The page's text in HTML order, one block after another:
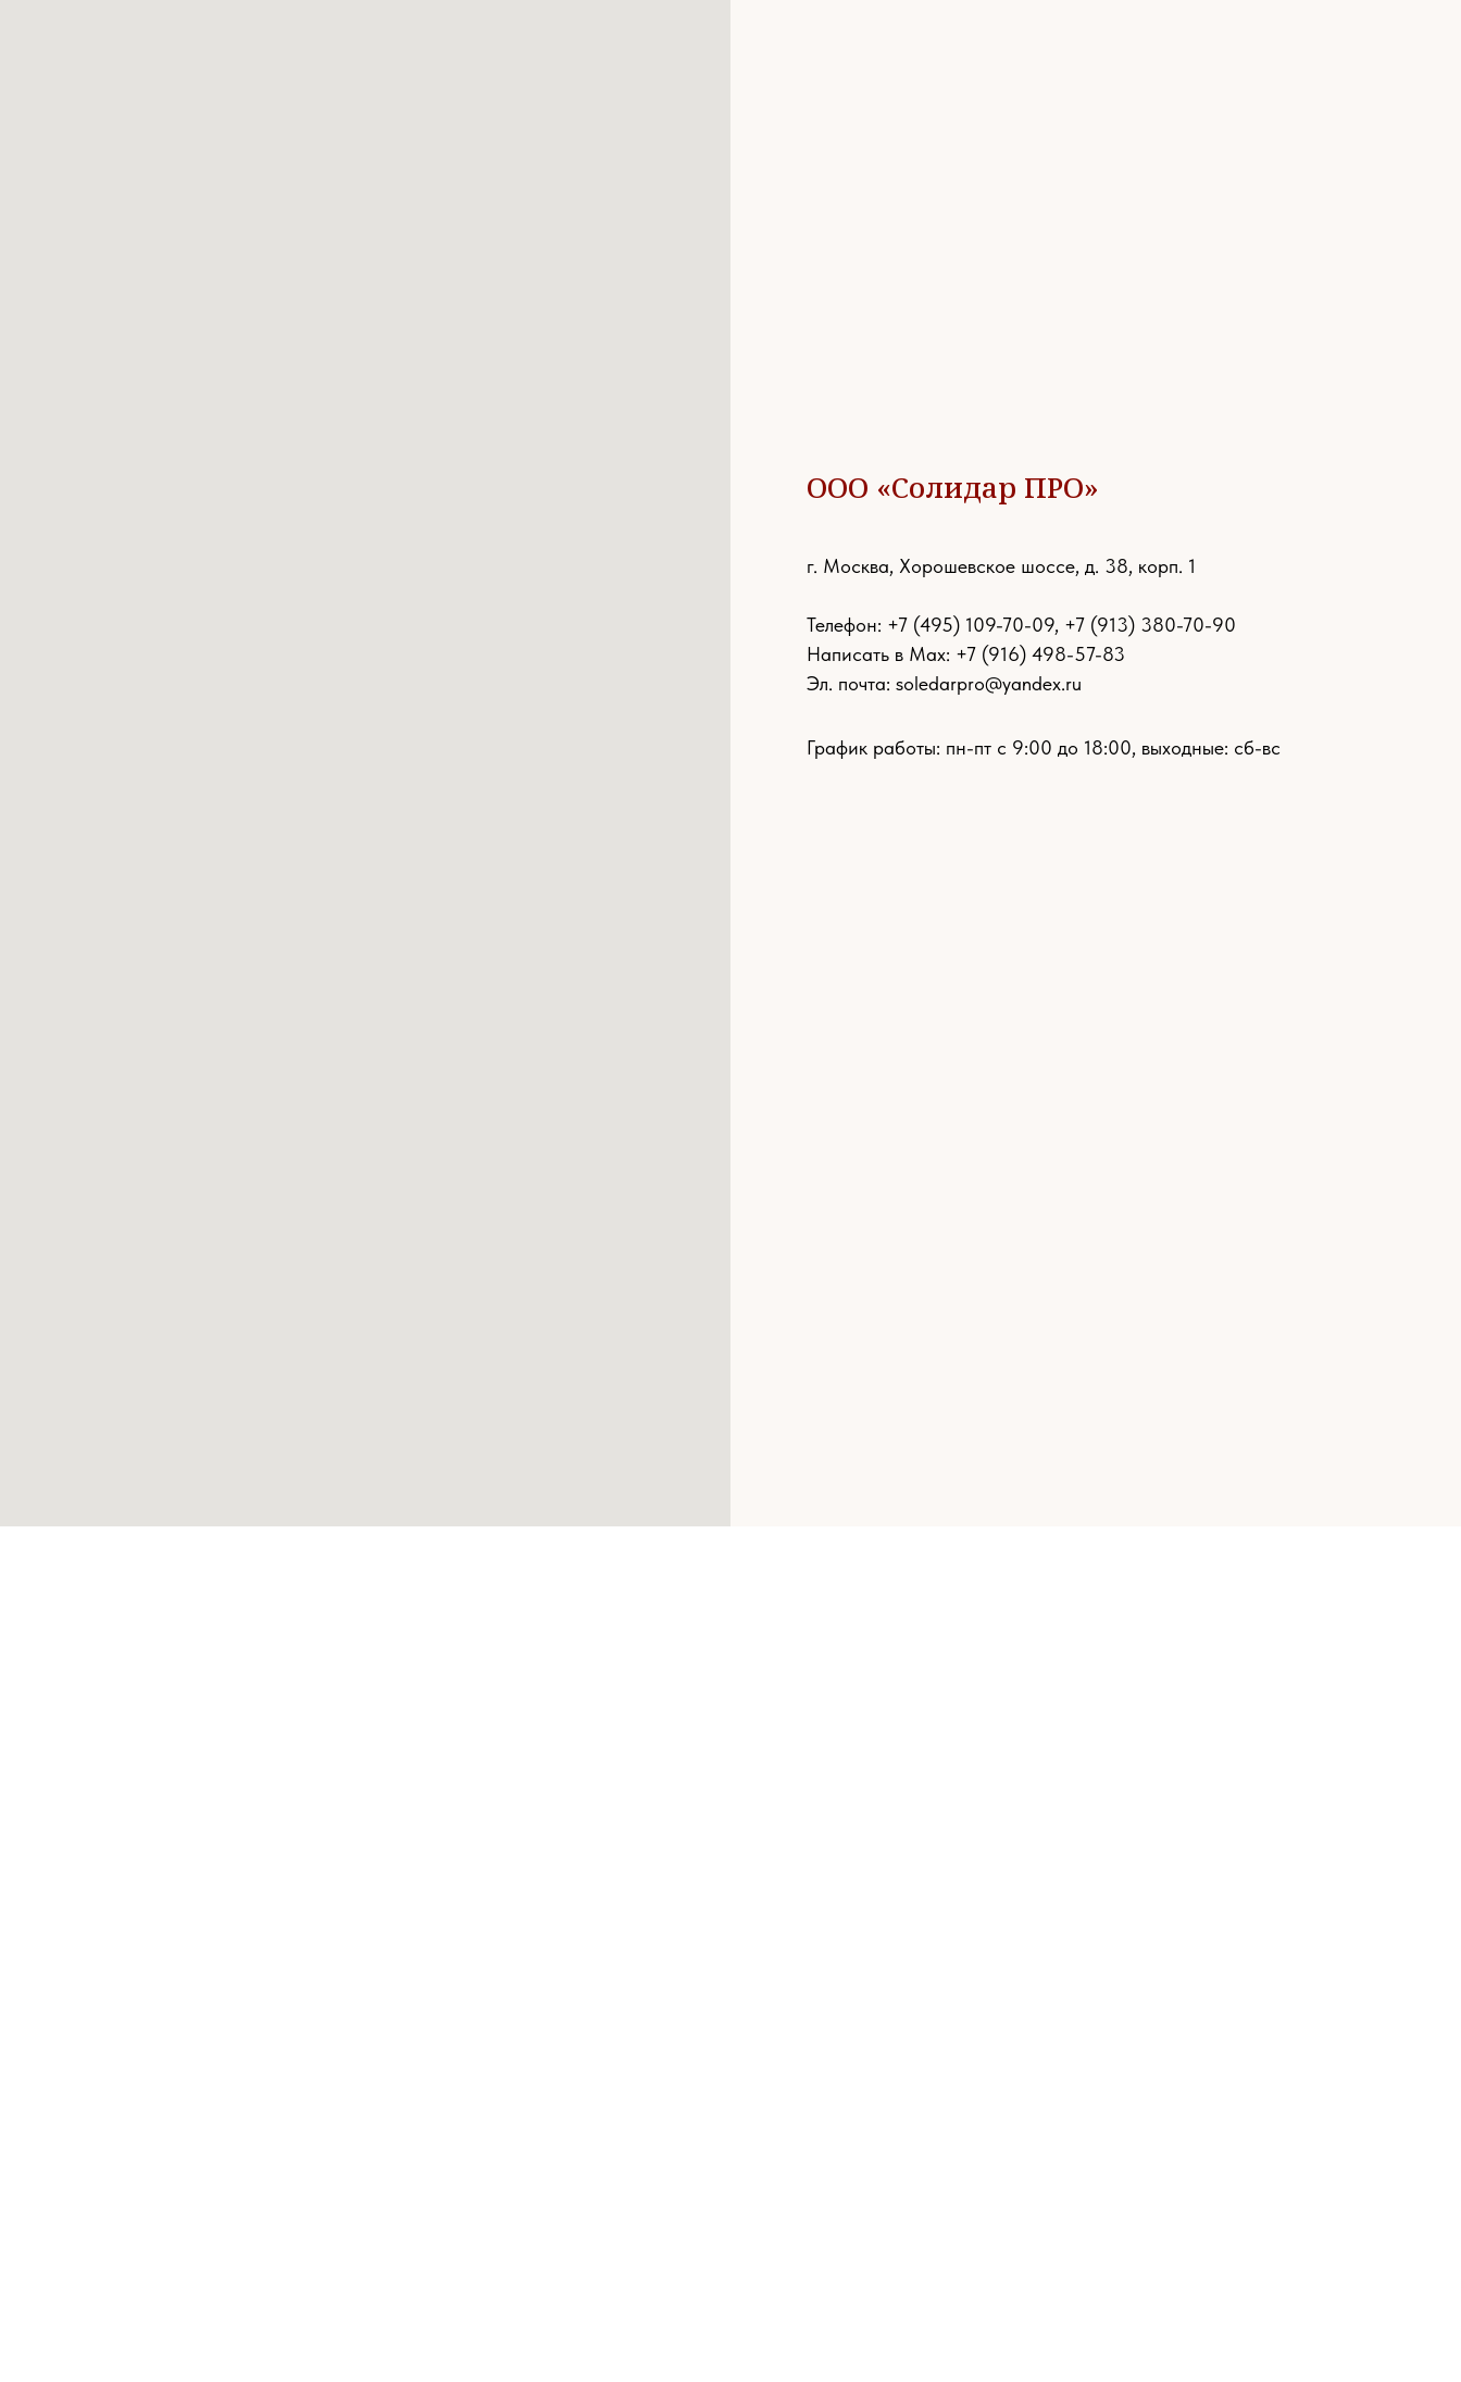
ООО «Солидар ПРО»
г. Москва, Хорошевское шоссе, д. 38, корп. 1
Телефон: +7 (495) 109-70-09, +7 (913) 380-70-90
Написать в Max: +7 (916) 498-57-83
Эл. почта: soledarpro@yandex.ru
График работы: пн-пт с 9:00 до 18:00, выходные: сб-вс